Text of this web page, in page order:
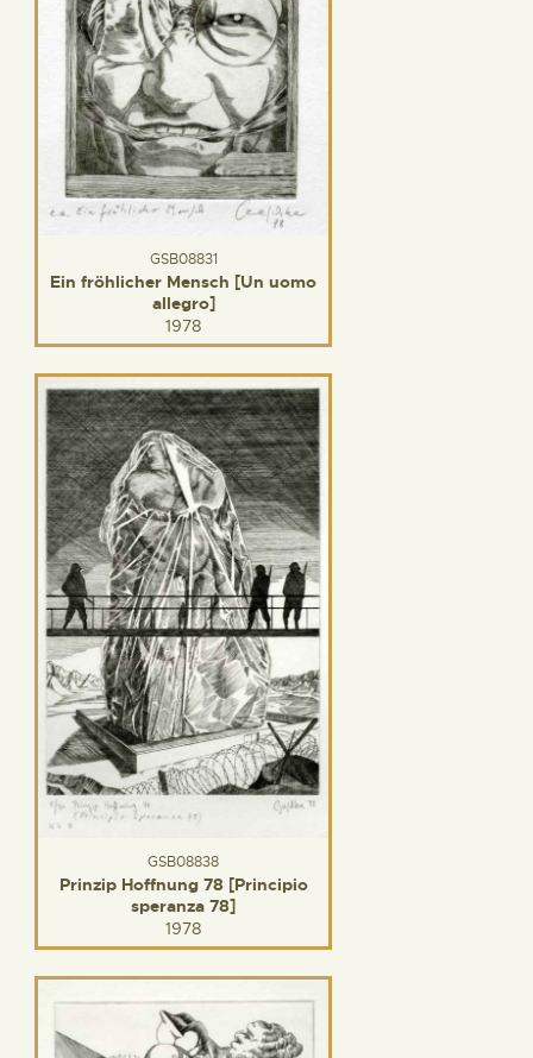
GSB08831
Ein fröhlicher Mensch [Un uomo
allegro]
1978
GSB08838
Prinzip Hoffnung 78 [Principio
speranza 78]
1978